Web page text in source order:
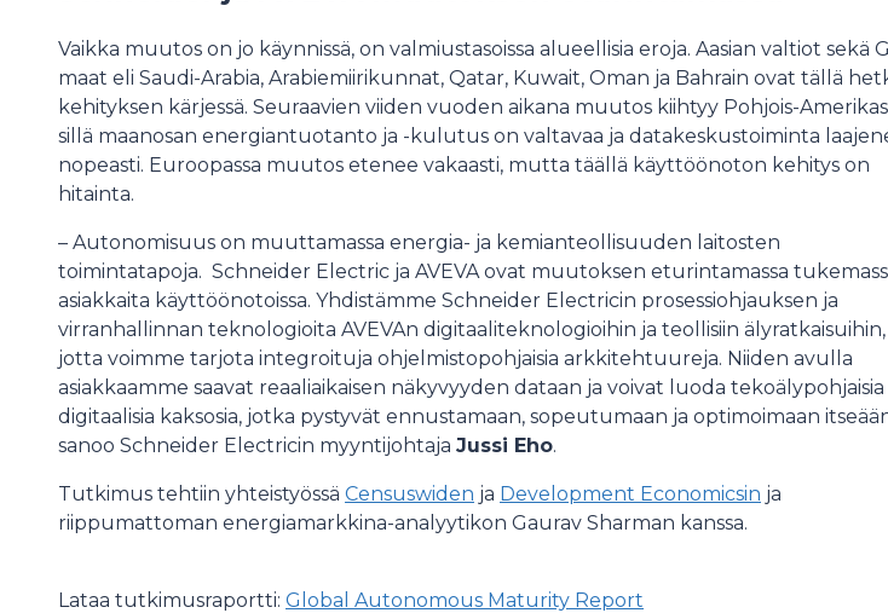
Vaikka muutos on jo käynnissä, on valmiustasoissa alueellisia eroja. Aasian valtiot sekä
maat eli Saudi-Arabia, Arabiemiirikunnat, Qatar, Kuwait, Oman ja Bahrain ovat tällä
kehityksen kärjessä. Seuraavien viiden vuoden aikana muutos kiihtyy Pohjois-
sillä maanosan energiantuotanto ja -kulutus on valtavaa ja datakeskustoiminta
nopeasti. Euroopassa muutos etenee vakaasti, mutta täällä käyttöönoton kehitys on
hitainta.
– Autonomisuus on muuttamassa energia- ja kemianteollisuuden laitosten
toimintatapoja. Schneider Electric ja AVEVA ovat muutoksen eturintamassa
asiakkaita käyttöönotoissa. Yhdistämme Schneider Electricin prosessiohjauksen ja
virranhallinnan teknologioita AVEVAn digitaaliteknologioihin ja teollisiin älyratkaisuihin,
jotta voimme tarjota integroituja ohjelmistopohjaisia arkkitehtuureja. Niiden avulla
asiakkaamme saavat reaaliaikaisen näkyvyyden dataan ja voivat luoda tekoälypohjaisia
digitaalisia kaksosia, jotka pystyvät ennustamaan, sopeutumaan ja optimoimaan
sanoo Schneider Electricin myyntijohtaja Jussi Eho.
Tutkimus tehtiin yhteistyössä Censuswiden ja Development Economicsin ja
riippumattoman energiamarkkina-analyytikon Gaurav Sharman kanssa.
Lataa tutkimusraportti: Global Autonomous Maturity Report